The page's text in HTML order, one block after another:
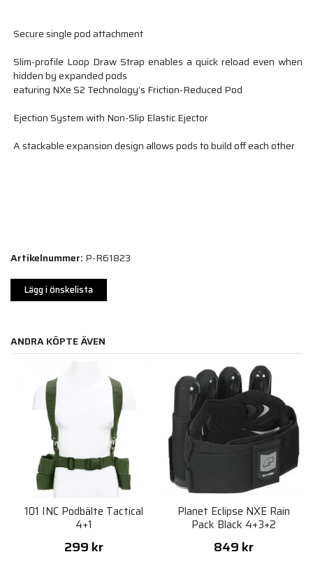
Secure single pod attachment
Slim-profile Loop Draw Strap enables a quick reload even when
hidden by expanded pods
eaturing NXe S2 Technology’s Friction-Reduced Pod
Ejection System with Non-Slip Elastic Ejector
A stackable expansion design allows pods to build off each other
Artikelnummer: P-R61823
Lägg i önskelista
ANDRA KÖPTE ÄVEN
101 INC Podbälte Tactical
4+1
299 kr
Planet Eclipse NXE Rain
Pack Black 4+3+2
849 kr